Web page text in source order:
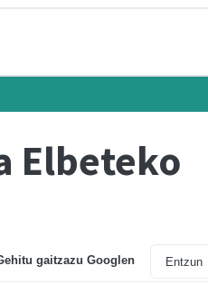
Elbeteko
gaitzazu Googlen Entzun